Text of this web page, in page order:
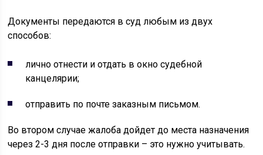
Документы передаются в суд любым из двух
способов:
лично отнести и отдать в окно судебной
канцелярии;
отправить по почте заказным письмом.
Во втором случае жалоба дойдет до места назначения
через 2-3 дня после отправки – это нужно учитывать.